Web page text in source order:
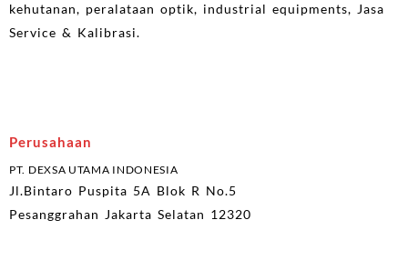
kehutanan, peralataan optik, industrial equipments, Jasa
Service & Kalibrasi.
Perusahaan
PT. DEXSA UTAMA INDONESIA
Jl.Bintaro Puspita 5A Blok R No.5
Pesanggrahan Jakarta Selatan 12320